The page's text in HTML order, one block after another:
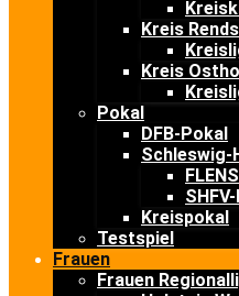
Kreis
Kreis
Pokal
DFB-Pokal
Kreispokal
Testspiel
Frauen
Frauen